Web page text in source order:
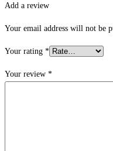
Add a review
Your email address will not be
Your rating *
Your review *